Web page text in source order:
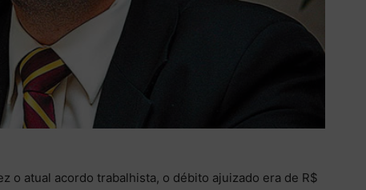
o atual acordo trabalhista, o débito ajuizado era de R$